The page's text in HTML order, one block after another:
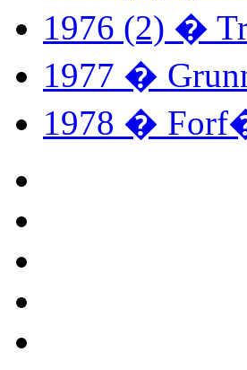
1976 (2) �
1977 �
1978 �